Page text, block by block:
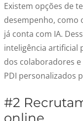
Existem opções de
desempenho, como
já conta com IA.
inteligência artificial
dos colaboradores
PDI personalizados
#2